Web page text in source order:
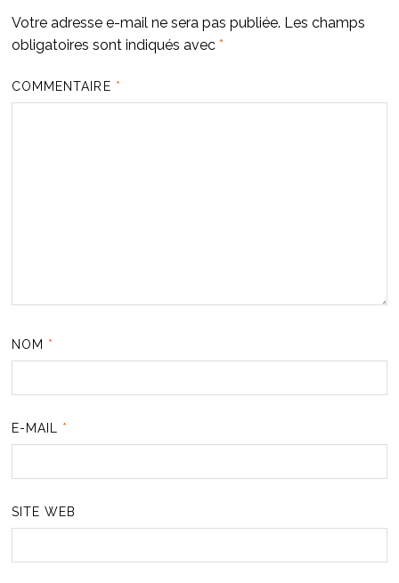
Votre adresse e-mail ne sera pas publiée. Les champs
obligatoires sont indiqués avec *
COMMENTAIRE *
NOM *
E-MAIL *
SITE WEB